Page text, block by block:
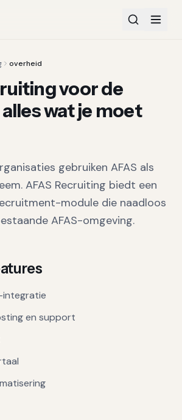
overheid
voor de
wat je moet
gebruiken AFAS als
AFAS Recruiting biedt een
module die naadloos
AFAS-omgeving.
integratie
en support